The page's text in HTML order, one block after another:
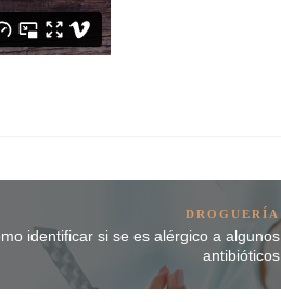
DROGUERÍA
identificar si se es alérgico a algunos
antibióticos